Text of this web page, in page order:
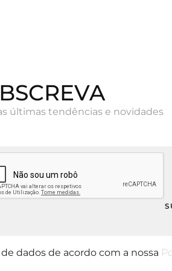
últimas tendências e novidades
dados de acordo com a nossa